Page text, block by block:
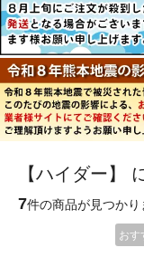
【ハイダー】
7件の商品が見つかり
おす